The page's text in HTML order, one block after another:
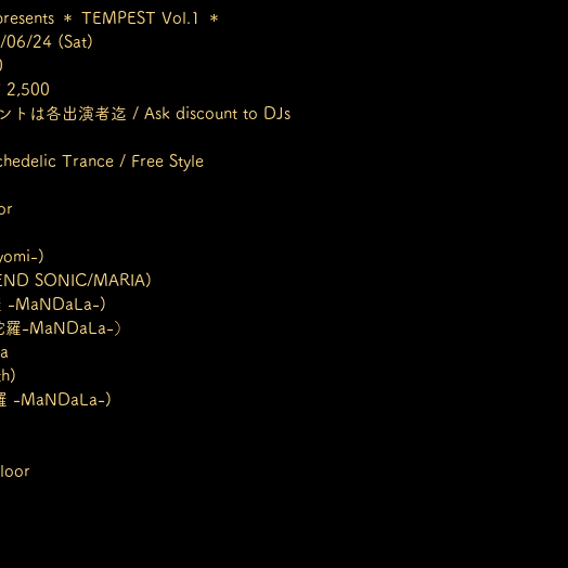
＊ TEMPEST Vol.1 ＊
24 (Sat)
2,500
トは各出演者迄 / Ask discount to DJs
Trance / Free Style
)
SONIC/MARIA)
-MaNDaLa-)
-MaNDaLa-）
-MaNDaLa-)